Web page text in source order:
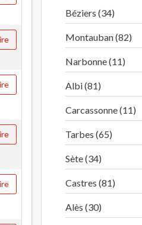
Béziers (34)
Montauban (82)
Narbonne (11)
Albi (81)
Carcassonne (11)
Tarbes (65)
Sète (34)
Castres (81)
Alès (30)